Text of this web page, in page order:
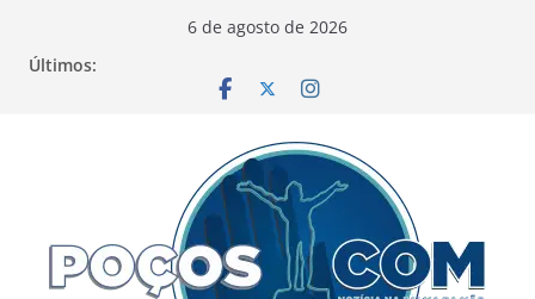
6 de agosto de 2026
Últimos: